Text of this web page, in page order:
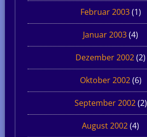
Februar 2003(1)
Januar 2003(4)
Dezember 2002(2)
Oktober 2002(6)
September 2002(2)
August 2002(4)